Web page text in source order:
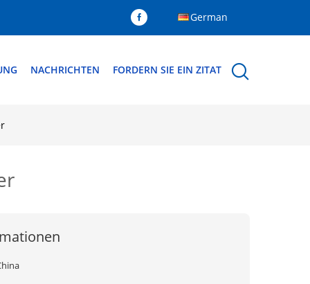
German
NACHRICHTEN FORDERN SIE EIN ZITAT